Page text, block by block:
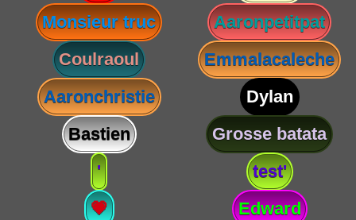
Monsieur truc
Aaronpetitpat
Coulraoul
Emmalacaleche
Aaronchristie
Dylan
Bastien
Grosse batata
'
test'
💗
Edward